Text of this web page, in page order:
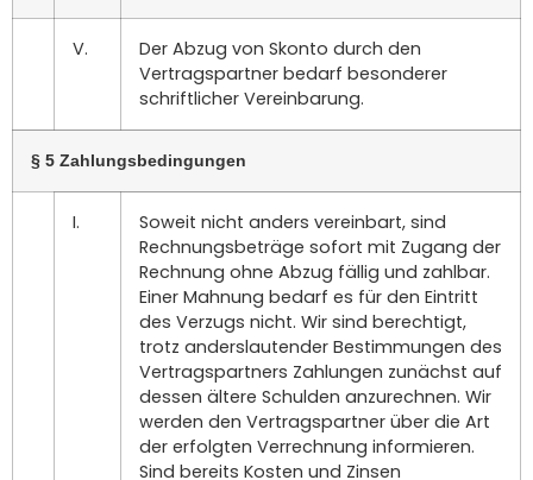
V.
Der Abzug von Skonto durch den
Vertragspartner bedarf besonderer
schriftlicher Vereinbarung.
§ 5 Zahlungsbedingungen
I.
Soweit nicht anders vereinbart, sind
Rechnungsbeträge sofort mit Zugang der
Rechnung ohne Abzug fällig und zahlbar.
Einer Mahnung bedarf es für den Eintritt
des Verzugs nicht. Wir sind berechtigt,
trotz anderslautender Bestimmungen des
Vertragspartners Zahlungen zunächst auf
dessen ältere Schulden anzurechnen. Wir
werden den Vertragspartner über die Art
der erfolgten Verrechnung informieren.
Sind bereits Kosten und Zinsen